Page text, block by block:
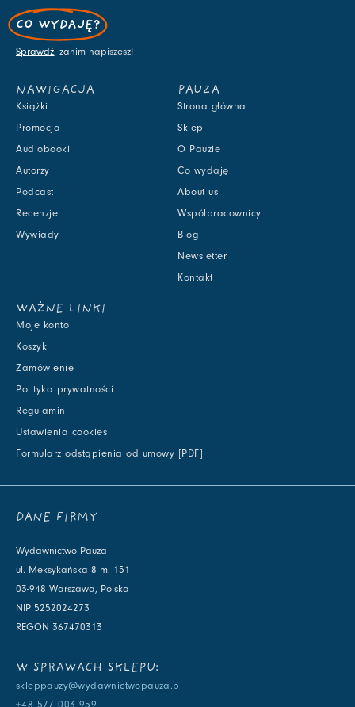
CO WYDAJĘ?
Sprawdź, zanim napiszesz!
NAWIGACJA
Książki
Promocja
Audiobooki
Autorzy
Podcast
Recenzje
Wywiady
PAUZA
Strona główna
Sklep
O Pauzie
Co wydaję
About us
Współpracownicy
Blog
Newsletter
Kontakt
WAŻNE LINKI
Moje konto
Koszyk
Zamówienie
Polityka prywatności
Regulamin
Ustawienia cookies
Formularz odstąpienia od umowy [PDF]
DANE FIRMY
Wydawnictwo Pauza
ul. Meksykańska 8 m. 151
03-948 Warszawa, Polska
NIP 5252024273
REGON 367470313
W SPRAWACH SKLEPU:
skleppauzy@wydawnictwopauza.pl
+48 577 003 959